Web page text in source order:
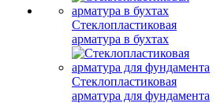
Стеклопластиковая
арматура в бухтах
Стеклопластиковая
арматура для фундамента